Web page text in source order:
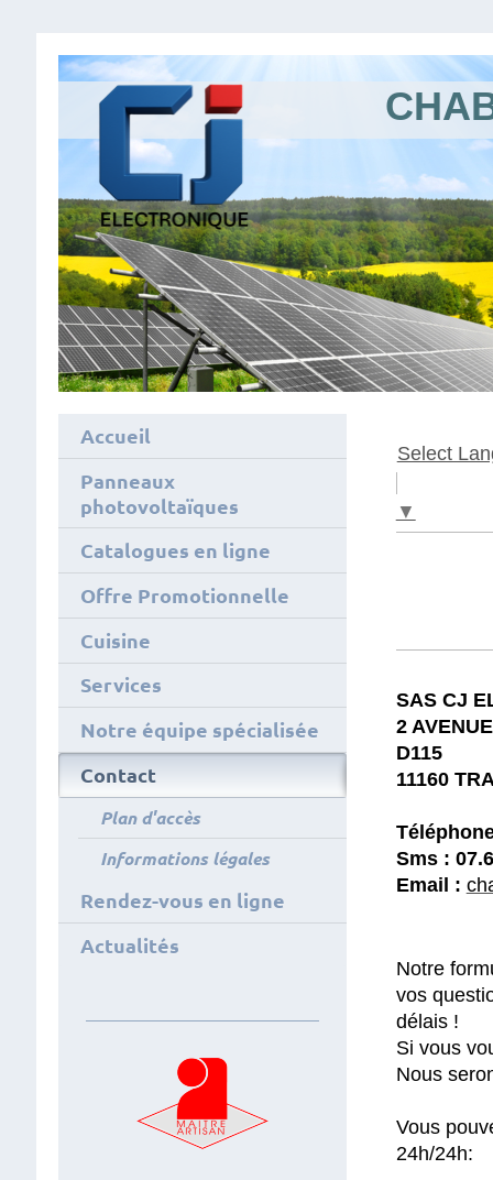
Select
▼
SAS CJ
2
D115
11160
Sms :
Email :
Notre
vos
délais !
Si vous
Nous
Vous
24h/24h:
Accueil
Panneaux
photovoltaïques
Catalogues en ligne
Offre Promotionnelle
Cuisine
Services
Notre équipe spécialisée
Contact
Plan d'accès
Informations légales
Rendez-vous en ligne
Actualités